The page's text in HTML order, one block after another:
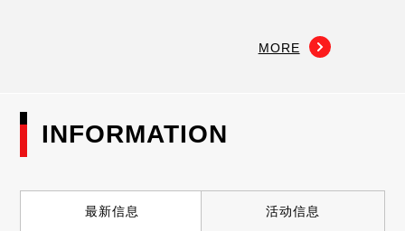
MORE
INFORMATION
最新信息 活动信息